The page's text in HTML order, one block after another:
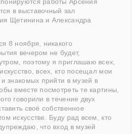
работы Арсения
в выставочный зал
Щетинина и Александра
8 ноября, никакого
вечером не будет,
поэтому я приглашаю всех,
всех, кто посещал мои
знакомых прийти в музей в
вместе посмотреть те картины,
говорили в течение двух
своё собственное
искусстве. Буду рад всем, кто
что вход в музей